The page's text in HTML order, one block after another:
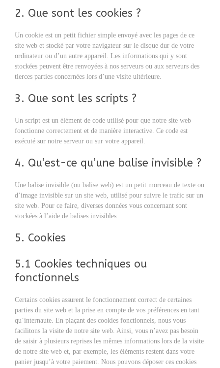
2. Que sont les cookies ?
Un cookie est un petit fichier simple envoyé avec les pages de ce
site web et stocké par votre navigateur sur le disque dur de votre
ordinateur ou d’un autre appareil. Les informations qui y sont
stockées peuvent être renvoyées à nos serveurs ou aux serveurs des
tierces parties concernées lors d’une visite ultérieure.
3. Que sont les scripts ?
Un script est un élément de code utilisé pour que notre site web
fonctionne correctement et de manière interactive. Ce code est
exécuté sur notre serveur ou sur votre appareil.
4. Qu’est-ce qu’une balise invisible ?
Une balise invisible (ou balise web) est un petit morceau de texte ou
d’image invisible sur un site web, utilisé pour suivre le trafic sur un
site web. Pour ce faire, diverses données vous concernant sont
stockées à l’aide de balises invisibles.
5. Cookies
5.1 Cookies techniques ou
fonctionnels
Certains cookies assurent le fonctionnement correct de certaines
parties du site web et la prise en compte de vos préférences en tant
qu’internaute. En plaçant des cookies fonctionnels, nous vous
facilitons la visite de notre site web. Ainsi, vous n’avez pas besoin
de saisir à plusieurs reprises les mêmes informations lors de la visite
de notre site web et, par exemple, les éléments restent dans votre
panier jusqu’à votre paiement. Nous pouvons déposer ces cookies